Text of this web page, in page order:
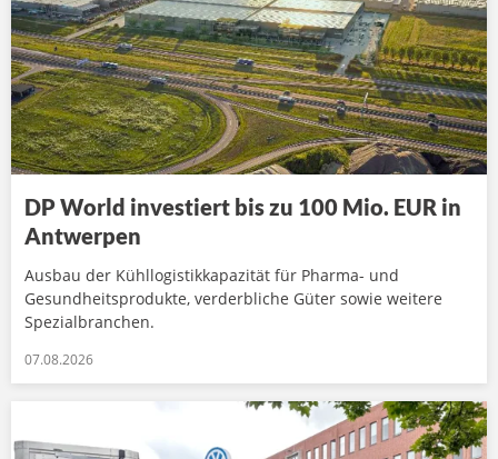
DP World investiert bis zu 100 Mio. EUR in
Antwerpen
Ausbau der Kühllogistikkapazität für Pharma- und
Gesundheitsprodukte, verderbliche Güter sowie weitere
Spezialbranchen.
07.08.2026